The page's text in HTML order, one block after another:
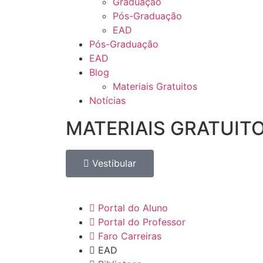
Pós-Graduação
EAD
Pós-Graduação
EAD
Blog
Materiais Gratuitos
Notícias
MATERIAIS
Vestibular
Portal do Aluno
Portal do Professor
Faro Carreiras
EAD